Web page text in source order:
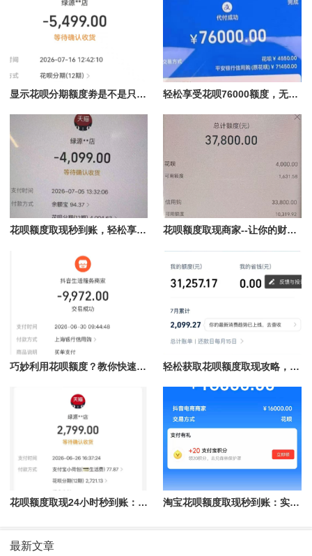
显示花呗分期额度劵是不是只能使用花呗额度分期才能使用？提现过程详解 轻松享受花呗76000额度，无风险扫码付款与提现秒到指南
花呗额度取现秒到账，轻松享受资金自由 花呗额度取现商家--让你的财务更灵活
巧妙利用花呗额度？教你快速取现的方法！ 轻松获取花呗额度取现攻略，秒到账不再是梦！
花呗额度取现24小时秒到账：揭秘快速提现的秘密 淘宝花呗额度取现秒到账：实现购物与现金流的完美结合
最新文章